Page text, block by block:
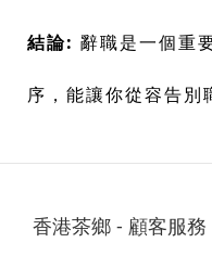
結論: 辭職是一個重
序，能讓你從容告別
香港茶鄉 - 顧客服務